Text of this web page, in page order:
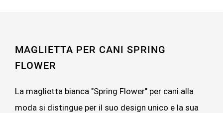
MAGLIETTA PER CANI SPRING
FLOWER
La maglietta bianca "Spring Flower" per cani alla
moda si distingue per il suo design unico e la sua